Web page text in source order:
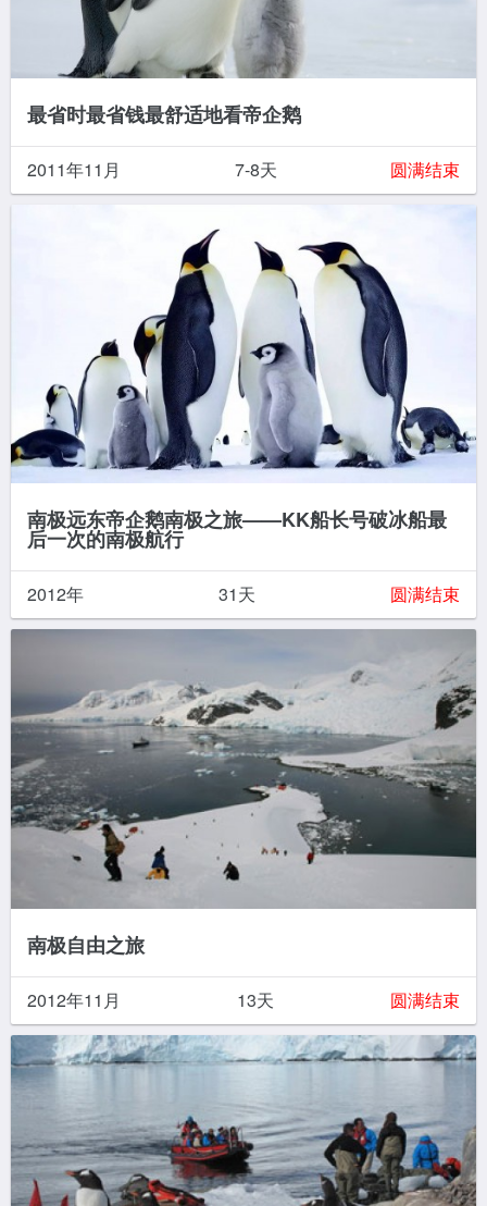
最省时最省钱最舒适地看帝企鹅
2011年11月 7-8天 圆满结束
南极远东帝企鹅南极之旅——KK船长号破冰船最
后一次的南极航行
2012年 31天 圆满结束
南极自由之旅
2012年11月 13天 圆满结束